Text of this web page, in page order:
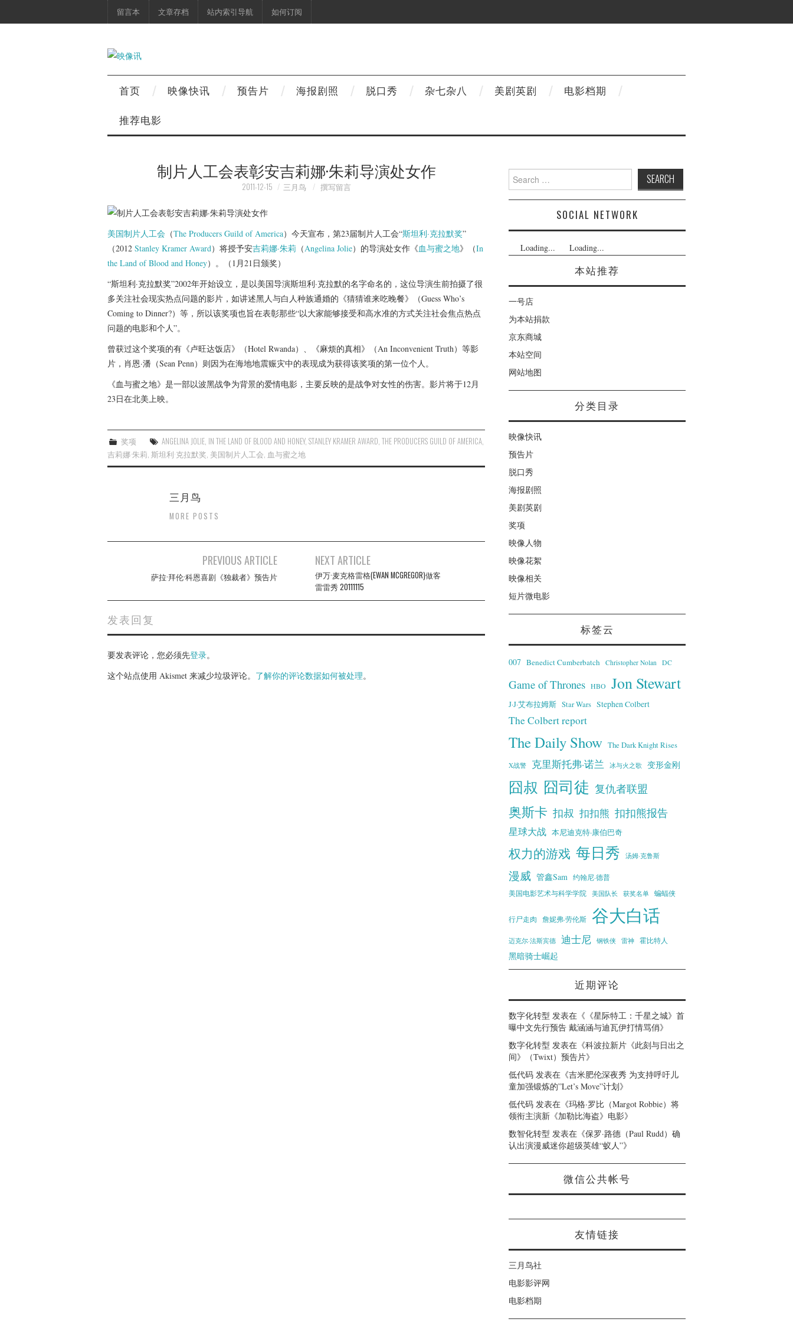
留言本 文章存档 站内索引导航 如何订阅
首页 映像快讯 预告片 海报剧照 脱口秀 杂七杂八 美剧英剧
电影档期
推荐电影
制片人工会表彰安吉莉娜·朱莉导演处女作
2011-12-15 三月鸟 撰写留言
美国制片人工会 （The Producers Guild of America）今天宣布，第23届制片人工会“斯坦利·克拉默奖”
（2012 Stanley Kramer Award）将授予安吉莉娜·朱莉 （Angelina Jolie）的导演处女作《血与蜜之地》（In
the Land of Blood and Honey）。（1月21日颁奖）
“斯坦利·克拉默奖”2002年开始设立，是以美国导演斯坦利·克拉默的名字命名的，这位导演生前拍摄了很
多关注社会现实热点问题的影片，如讲述黑人与白人种族通婚的《猜猜谁来吃晚餐》（Guess Who’s
Coming to Dinner?）等，所以该奖项也旨在表彰那些“以大家能够接受和高水准的方式关注社会焦点热点
问题的电影和个人”。
曾获过这个奖项的有《卢旺达饭店》（Hotel Rwanda）、《麻烦的真相》（An Inconvenient Truth）等影
片，肖恩·潘（Sean Penn）则因为在海地地震赈灾中的表现成为获得该奖项的第一位个人。
《血与蜜之地》是一部以波黑战争为背景的爱情电影，主要反映的是战争对女性的伤害。影片将于12月
23日在北美上映。
奖项 ANGELINA JOLIE, IN THE LAND OF BLOOD AND HONEY,STANLEY KRAMER AWARD,THE PRODUCERS GUILD OF AMERICA,
吉莉娜·朱莉, 斯坦利·克拉默奖, 美国制片人工会, 血与蜜之地
三月鸟
MORE POSTS
navigation
PREVIOUS ARTICLE
萨拉·拜伦·科恩喜剧《独裁者》预告片
NEXT ARTICLE
伊万·麦克格雷格(EWAN MCGREGOR)做客
雷雷秀 20111115
发表回复
要发表评论，您必须先登录。
这个站点使用 Akismet 来减少垃圾评论。 了解你的评论数据如何被处理。
Search
for:
SOCIAL NETWORK
Loading... Loading...
本站推荐
一号店
为本站捐款
京东商城
本站空间
网站地图
分类目录
映像快讯
预告片
脱口秀
海报剧照
美剧英剧
奖项
映像人物
映像花絮
映像相关
短片微电影
标签云
007 Benedict Cumberbatch Christopher Nolan DC
Game of Thrones HBO Jon Stewart
J·J·艾布拉姆斯 Star Wars Stephen Colbert
The Colbert report
The Daily Show The Dark Knight Rises
X战警 克里斯托弗·诺兰 冰与火之歌 变形金刚
囧叔 囧司徒 复仇者联盟
奥斯卡 扣叔 扣扣熊 扣扣熊报告
星球大战 本尼迪克特·康伯巴奇
权力的游戏 每日秀 汤姆·克鲁斯
漫威 管鑫Sam 约翰尼·德普
美国电影艺术与科学学院 美国队长 获奖名单 蝙蝠侠
行尸走肉 詹妮弗·劳伦斯 谷大白话
迈克尔·法斯宾德 迪士尼 钢铁侠 雷神 霍比特人
黑暗骑士崛起
近期评论
数字化转型 发表在《 《星际特工：千星之城》首
曝中文先行预告 戴涵涵与迪瓦伊打情骂俏》
数字化转型 发表在《科波拉新片《此刻与日出之
间》（Twixt）预告片》
低代码 发表在《吉米肥伦深夜秀 为支持呼吁儿
童加强锻炼的”Let’s Move”计划》
低代码 发表在《玛格·罗比（Margot Robbie）将
领衔主演新《加勒比海盗》电影》
数智化转型 发表在《保罗·路德（Paul Rudd）确
认出演漫威迷你超级英雄“蚁人”》
微信公共帐号
友情链接
三月鸟社
电影影评网
电影档期